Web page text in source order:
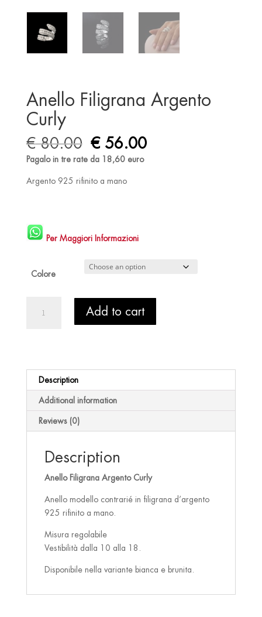
Anello Filigrana Argento
Curly
€80.00 Original
price
was:
€ 80.00.
€56.00Current
Pagalo in tre rate da 18,60 euro
Argento 925 rifinito a mano
Per Maggiori Informazioni
Colore
Filigrana
Add to cart
Description
Additional information
Reviews (0)
Description
Anello Filigrana Argento Curly
Anello modello contrarié in filigrana d’argento
925 rifinito a mano.
Misura regolabile
Vestibilità dalla 10 alla 18.
Disponibile nella variante bianca e brunita.